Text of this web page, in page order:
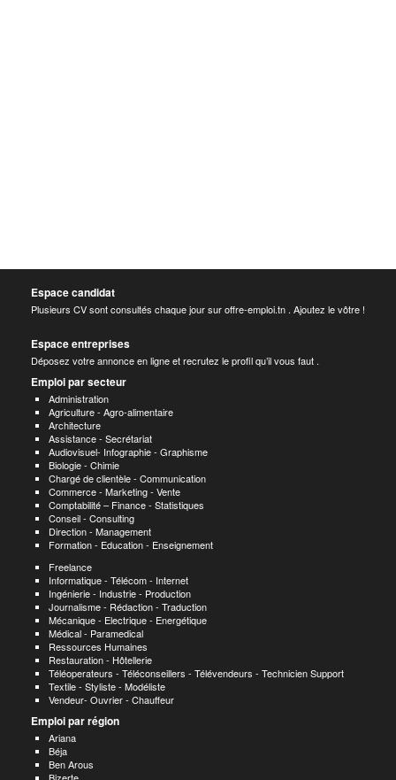
Espace candidat
Plusieurs CV sont consultés chaque jour sur offre-emploi.tn . Ajoutez le vôtre !
Espace entreprises
Déposez votre annonce en ligne et recrutez le profil qu’il vous faut .
Emploi par secteur
Administration
Agriculture - Agro-alimentaire
Architecture
Assistance - Secrétariat
Audiovisuel- Infographie - Graphisme
Biologie - Chimie
Chargé de clientèle - Communication
Commerce - Marketing - Vente
Comptabilité – Finance - Statistiques
Conseil - Consulting
Direction - Management
Formation - Education - Enseignement
Freelance
Informatique - Télécom - Internet
Ingénierie - Industrie - Production
Journalisme - Rédaction - Traduction
Mécanique - Electrique - Energétique
Médical - Paramedical
Ressources Humaines
Restauration - Hôtellerie
Téléoperateurs - Téléconseillers - Télévendeurs - Technicien Support
Textile - Styliste - Modéliste
Vendeur- Ouvrier - Chauffeur
Emploi par région
Ariana
Béja
Ben Arous